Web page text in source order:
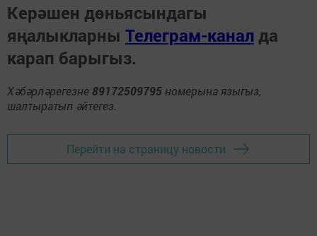
Керәшен дөньясындагы
яңалыкларны Телеграм-канал да
карап барыгыз.
Хәбәрләрегезне 89172509795 номерына языгыз,
шалтыратып әйтегез.
Перейти на страницу новости